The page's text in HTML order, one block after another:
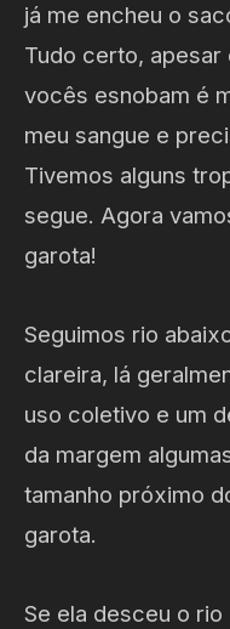
já me encheu o
Tudo certo, apesar
vocês esnobam é
meu sangue e
Tivemos alguns
segue. Agora
garota!
Seguimos rio
clareira, lá
uso coletivo e um
da margem
tamanho próximo
garota.
Se ela desceu o